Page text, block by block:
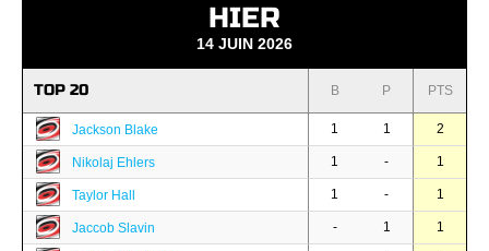
HIER
14 JUIN 2026
TOP 20 B P PTS
Jackson Blake 1 1 2
Nikolaj Ehlers 1 - 1
Taylor Hall 1 - 1
Jaccob Slavin - 1 1